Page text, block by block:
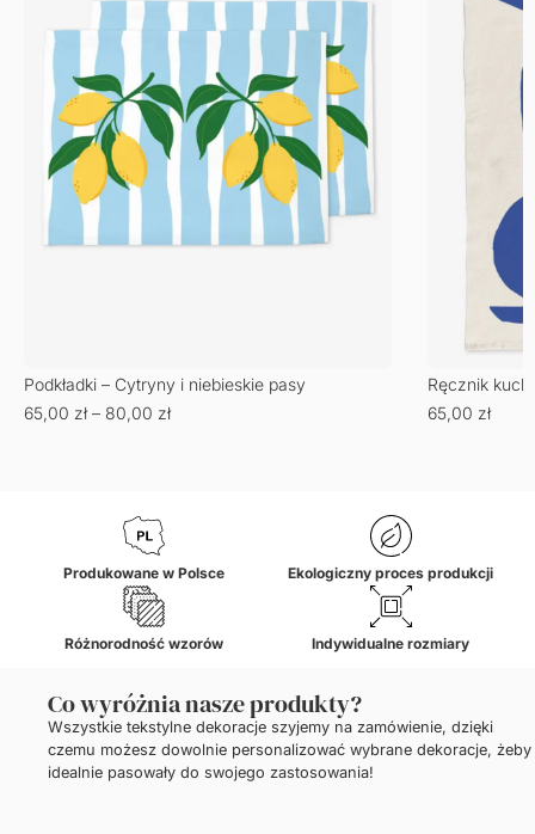
Podkładki – Cytryny i niebieskie pasy
65,00 zł – 80,00 zł
Ręcznik
65,00 zł
Produkowane w Polsce Ekologiczny proces produkcji
Różnorodność wzorów Indywidualne rozmiary
Co wyróżnia nasze produkty?
Wszystkie tekstylne dekoracje szyjemy na zamówienie, dzięki
czemu możesz dowolnie personalizować wybrane dekoracje, żeby
idealnie pasowały do swojego zastosowania!